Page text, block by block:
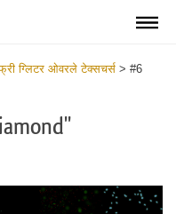
ग्लिटर ओवरले टेक्सचर्स > #6